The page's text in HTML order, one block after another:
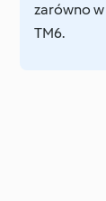
zarówno
TM6.